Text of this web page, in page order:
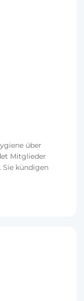
über
Mitglieder
Sie kündigen